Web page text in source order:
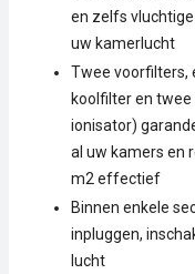
en zelfs
uw kamerlucht
Twee voorfilters,
koolfilter en twee
ionisator)
al uw kamers en
m2 effectief
Binnen enkele
inpluggen,
lucht